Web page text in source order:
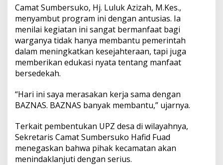
Camat Sumbersuko, Hj. Luluk Azizah, M.Kes.,
menyambut program ini dengan antusias. Ia
menilai kegiatan ini sangat bermanfaat bagi
warganya tidak hanya membantu pemerintah
dalam meningkatkan kesejahteraan, tapi juga
memberikan edukasi nyata tentang manfaat
bersedekah.
“Hari ini saya merasakan kerja sama dengan
BAZNAS. BAZNAS banyak membantu,” ujarnya.
Terkait pembentukan UPZ desa di wilayahnya,
Sekretaris Camat Sumbersuko Hafid Fuad
menegaskan bahwa pihak kecamatan akan
menindaklanjuti dengan serius.